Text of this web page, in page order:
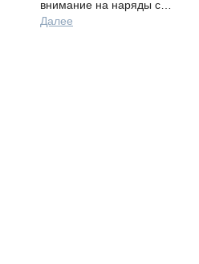
внимание на наряды с…
Далее